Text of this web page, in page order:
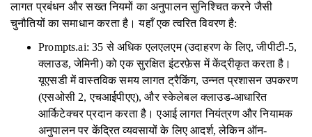
लागत प्रबंधन और सख्त नियमों का अनुपालन सुनिश्चित करने जैसी
चुनौतियों का समाधान करता है। यहाँ एक त्वरित विवरण है:
Prompts.ai: 35 से अधिक एलएलएम (उदाहरण के लिए, जीपीटी-5,
क्लाउड, जेमिनी) को एक सुरक्षित इंटरफ़ेस में केंद्रीकृत करता है।
यूएसडी में वास्तविक समय लागत ट्रैकिंग, उन्नत प्रशासन उपकरण
(एसओसी 2, एचआईपीएए), और स्केलेबल क्लाउड-आधारित
आर्किटेक्चर प्रदान करता है। एआई लागत नियंत्रण और नियामक
अनुपालन पर केंद्रित व्यवसायों के लिए आदर्श, लेकिन ऑन-